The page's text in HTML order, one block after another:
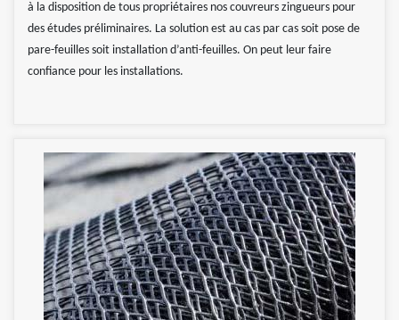
à la disposition de tous propriétaires nos couvreurs zingueurs pour
des études préliminaires. La solution est au cas par cas soit pose de
pare-feuilles soit installation d’anti-feuilles. On peut leur faire
confiance pour les installations.